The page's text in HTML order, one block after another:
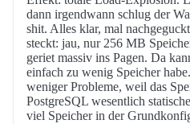
dann irgendwann schlug der
shit. Alles klar, mal
steckt: jau, nur 256 MB
geriet massiv ins Pagen. Da
einfach zu wenig Speicher
weniger Probleme, weil das
PostgreSQL wesentlich
viel Speicher in der